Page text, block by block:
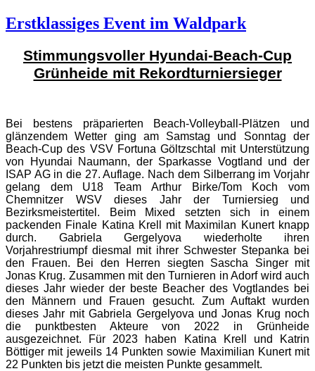
Erstklassiges Event im Waldpark
Stimmungsvoller Hyundai-Beach-Cup
Grünheide mit Rekordturniersieger
Bei bestens präparierten Beach-Volleyball-Plätzen und
glänzendem Wetter ging am Samstag und Sonntag der
Beach-Cup des VSV Fortuna Göltzschtal mit Unterstützung
von Hyundai Naumann, der Sparkasse Vogtland und der
ISAP AG in die 27. Auflage. Nach dem Silberrang im Vorjahr
gelang dem U18 Team Arthur Birke/Tom Koch vom
Chemnitzer WSV dieses Jahr der Turniersieg und
Bezirksmeistertitel. Beim Mixed setzten sich in einem
packenden Finale Katina Krell mit Maximilan Kunert knapp
durch. Gabriela Gergelyova wiederholte ihren
Vorjahrestriumpf diesmal mit ihrer Schwester Stepanka bei
den Frauen. Bei den Herren siegten Sascha Singer mit
Jonas Krug. Zusammen mit den Turnieren in Adorf wird auch
dieses Jahr wieder der beste Beacher des Vogtlandes bei
den Männern und Frauen gesucht. Zum Auftakt wurden
dieses Jahr mit Gabriela Gergelyova und Jonas Krug noch
die punktbesten Akteure von 2022 in Grünheide
ausgezeichnet. Für 2023 haben Katina Krell und Katrin
Böttiger mit jeweils 14 Punkten sowie Maximilian Kunert mit
22 Punkten bis jetzt die meisten Punkte gesammelt.